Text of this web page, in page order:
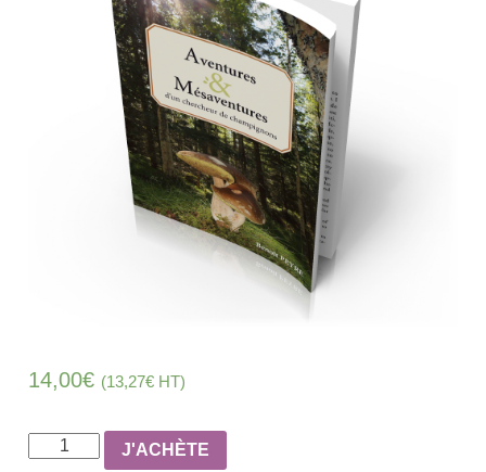
14,00€ (13,27€ HT)
quantité
J'ACHÈTE